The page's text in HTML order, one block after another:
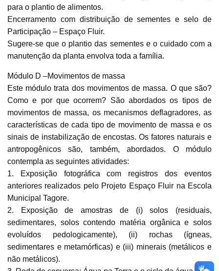
para o plantio de alimentos.
Encerramento com distribuição de sementes e selo de
Participação – Espaço Fluir.
Sugere-se que o plantio das sementes e o cuidado com a
manutenção da planta envolva toda a família.
Módulo D –Movimentos de massa
Este módulo trata dos movimentos de massa. O que são?
Como e por que ocorrem? São abordados os tipos de
movimentos de massa, os mecanismos deflagradores, as
características de cada tipo de movimento de massa e os
sinais de instabilização de encostas. Os fatores naturais e
antropogênicos são, também, abordados. O módulo
contempla as seguintes atividades:
1. Exposição fotográfica com registros dos eventos
anteriores realizados pelo Projeto Espaço Fluir na Escola
Municipal Tagore.
2. Exposição de amostras de (i) solos (residuais,
sedimentares, solos contendo matéria orgânica e solos
evoluídos pedologicamente), (ii) rochas (ígneas,
sedimentares e metamórficas) e (iii) minerais (metálicos e
não metálicos).